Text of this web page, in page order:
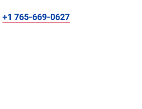
+1 765-669-0627